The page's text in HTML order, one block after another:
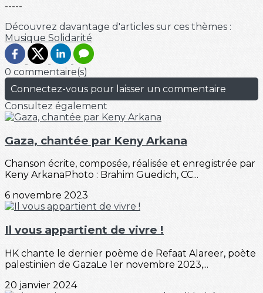
-----
Découvrez davantage d'articles sur ces thèmes :
Musique Solidarité
0 commentaire(s)
Connectez-vous pour laisser un commentaire
Consultez également
Gaza, chantée par Keny Arkana
Chanson écrite, composée, réalisée et enregistrée par
Keny ArkanaPhoto : Brahim Guedich, CC...
6 novembre 2023
Il vous appartient de vivre !
HK chante le dernier poème de Refaat Alareer, poète
palestinien de GazaLe 1er novembre 2023,...
20 janvier 2024